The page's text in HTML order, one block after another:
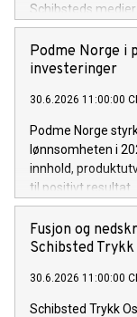
Schibsteds medier
Podme Norge i
investeringer
30.6.2026 11:00:00
Podme Norge
lønnsomheten i
innhold,
til positivt resultat.
Fusjon og
Schibsted Trykk
30.6.2026 11:00:00
Schibsted Trykk